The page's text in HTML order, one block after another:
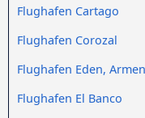
Flughafen Cartago
Flughafen Corozal
Flughafen Eden,
Flughafen El Banco